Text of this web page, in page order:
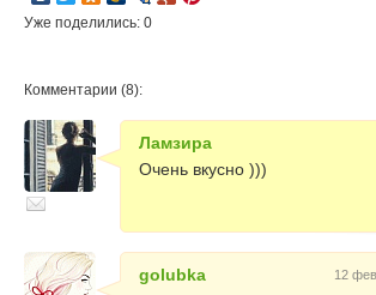
Уже поделились: 0
Комментарии (8):
Ламзира
Очень вкусно )))
golubka
12